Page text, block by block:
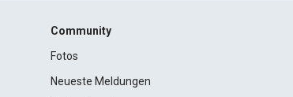
Community
Fotos
Neueste Meldungen